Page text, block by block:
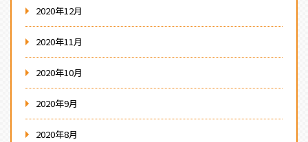
2020年12月
2020年11月
2020年10月
2020年9月
2020年8月